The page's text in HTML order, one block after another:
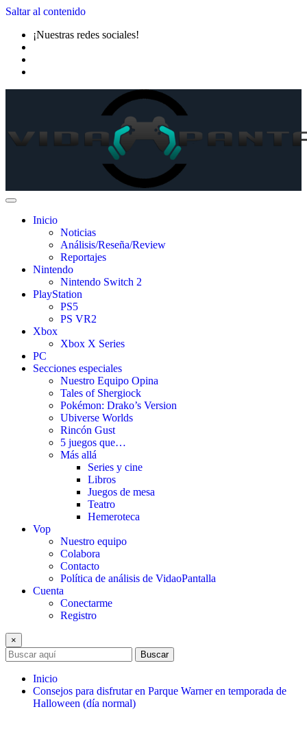
Saltar al contenido
¡Nuestras redes sociales!
Inicio
Noticias
Análisis/Reseña/Review
Reportajes
Nintendo
Nintendo Switch 2
PlayStation
PS5
PS VR2
Xbox
Xbox X Series
PC
Secciones especiales
Nuestro Equipo Opina
Tales of Shergiock
Pokémon: Drako’s Version
Ubiverse Worlds
Rincón Gust
5 juegos que…
Más allá
Series y cine
Libros
Juegos de mesa
Teatro
Hemeroteca
Vop
Nuestro equipo
Colabora
Contacto
Política de análisis de VidaoPantalla
Cuenta
Conectarme
Registro
×
Buscar
Inicio
Consejos para disfrutar en Parque Warner en temporada de
Halloween (día normal)